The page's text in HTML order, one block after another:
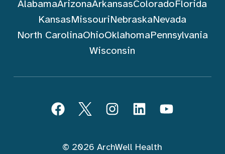
AlabamaArizonaArkansasColoradoFlorida
KansasMissouriNebraskaNevada
North CarolinaOhioOklahomaPennsylvania
Wisconsin
FacebookTwitterInstagramLinkedInYouTube
© 2026 ArchWell Health